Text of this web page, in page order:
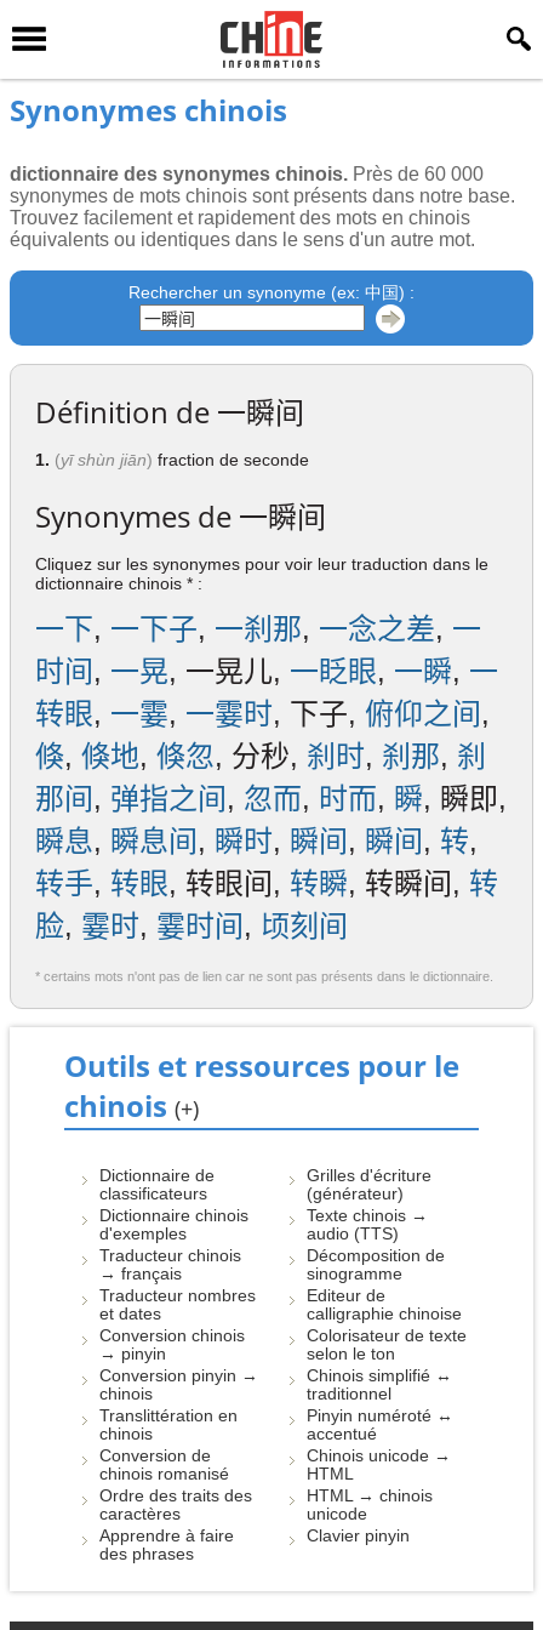
Synonymes chinois
dictionnaire des synonymes chinois. Près de 60 000
synonymes de mots chinois sont présents dans notre base.
Trouvez facilement et rapidement des mots en chinois
équivalents ou identiques dans le sens d'un autre mot.
Rechercher un synonyme (ex: 中国) :
Définition de 一瞬间
1. (yī shùn jiān) fraction de seconde
Synonymes de 一瞬间
Cliquez sur les synonymes pour voir leur traduction dans le
dictionnaire chinois * :
一下, 一下子, 一刹那, 一念之差, 一
时间 , 一晃, 一晃儿, 一眨眼, 一瞬, 一
转眼, 一霎, 一霎时, 下子, 俯仰之间 ,
倏, 倏地, 倏忽, 分秒, 刹时, 刹那, 刹
那间 , 弹指之间 , 忽而, 时而, 瞬, 瞬即,
瞬息, 瞬息间 , 瞬时, 瞬间 , 瞬间 , 转,
转手, 转眼, 转眼间, 转瞬, 转瞬间, 转
脸, 霎时, 霎时间 , 顷刻间
* certains mots n'ont pas de lien car ne sont pas présents dans le dictionnaire.
Outils et ressources pour le
chinois (+)
Dictionnaire de
classificateurs
Dictionnaire chinois
d'exemples
Traducteur chinois
→ français
Traducteur nombres
et dates
Conversion chinois
→ pinyin
Conversion pinyin →
chinois
Translittération en
chinois
Conversion de
chinois romanisé
Ordre des traits des
caractères
Apprendre à faire
des phrases
Grilles d'écriture
(générateur)
Texte chinois →
audio (TTS)
Décomposition de
sinogramme
Editeur de
calligraphie chinoise
Colorisateur de texte
selon le ton
Chinois simplifié ↔
traditionnel
Pinyin numéroté ↔
accentué
Chinois unicode →
HTML
HTML → chinois
unicode
Clavier pinyin